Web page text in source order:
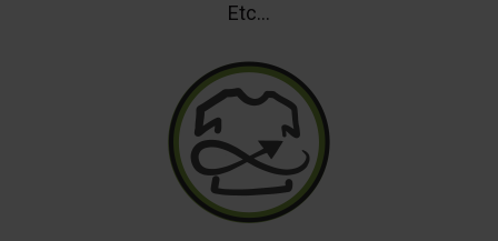
Etc...